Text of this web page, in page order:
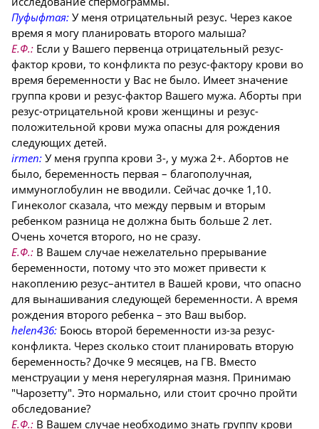
Пуфыфтая: У меня отрицательный резус. Через какое
время я могу планировать второго малыша?
Е.Ф.: Если у Вашего первенца отрицательный резус-
фактор крови, то конфликта по резус-фактору крови во
время беременности у Вас не было. Имеет значение
группа крови и резус-фактор Вашего мужа. Аборты при
резус-отрицательной крови женщины и резус-
положительной крови мужа опасны для рождения
следующих детей.
irmen: У меня группа крови 3-, у мужа 2+. Абортов не
было, беременность первая – благополучная,
иммуноглобулин не вводили. Сейчас дочке 1,10.
Гинеколог сказала, что между первым и вторым
ребенком разница не должна быть больше 2 лет.
Очень хочется второго, но не сразу.
Е.Ф.: В Вашем случае нежелательно прерывание
беременности, потому что это может привести к
накоплению резус–антител в Вашей крови, что опасно
для вынашивания следующей беременности. А время
рождения второго ребенка – это Ваш выбор.
helen436: Боюсь второй беременности из-за резус-
конфликта. Через сколько стоит планировать вторую
беременность? Дочке 9 месяцев, на ГВ. Вместо
менструации у меня нерегулярная мазня. Принимаю
"Чарозетту". Это нормально, или стоит срочно пройти
обследование?
Е.Ф.: В Вашем случае необходимо знать группу крови